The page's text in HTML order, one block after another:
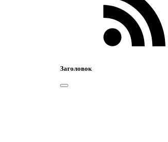
Заголовок